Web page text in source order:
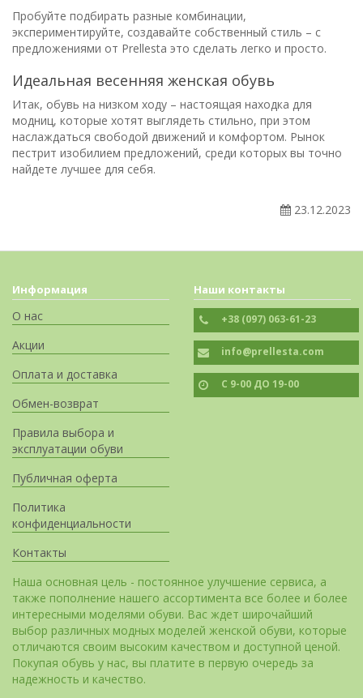
Пробуйте подбирать разные комбинации,
экспериментируйте, создавайте собственный стиль – с
предложениями от Prellesta это сделать легко и просто.
Идеальная весенняя женская обувь
Итак, обувь на низком ходу – настоящая находка для
модниц, которые хотят выглядеть стильно, при этом
наслаждаться свободой движений и комфортом. Рынок
пестрит изобилием предложений, среди которых вы точно
найдете лучшее для себя.
23.12.2023
Информация
О нас
Акции
Оплата и доставка
Обмен-возврат
Правила выбора и
эксплуатации обуви
Публичная оферта
Политика
конфиденциальности
Контакты
Наши контакты
+38 (097) 063-61-23
info@prellesta.com
С 9-00 ДО 19-00
Наша основная цель - постоянное улучшение сервиса, а
также пополнение нашего ассортимента все более и более
интересными моделями обуви. Вас ждет широчайший
выбор различных модных моделей женской обуви, которые
отличаются своим высоким качеством и доступной ценой.
Покупая обувь у нас, вы платите в первую очередь за
надежность и качество.